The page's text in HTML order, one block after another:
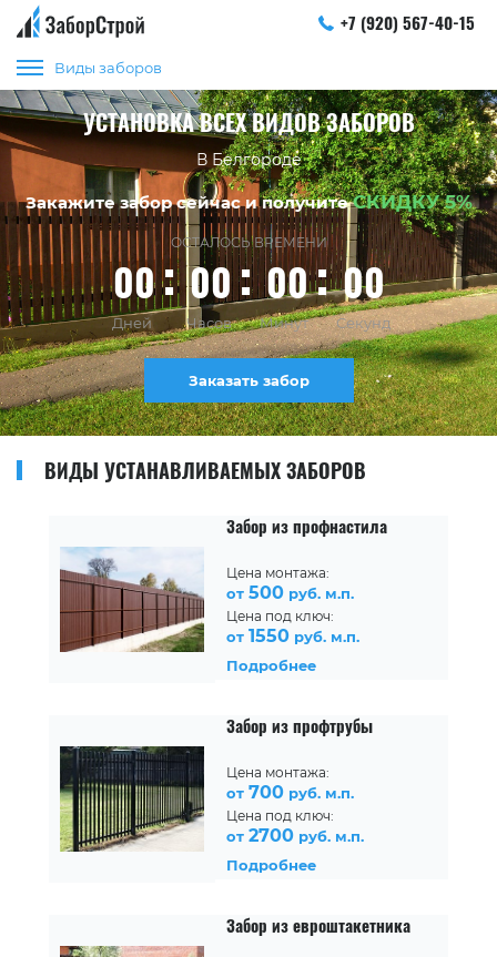
+7 (920) 567-40-15
Виды заборов
УСТАНОВКА ВСЕХ ВИДОВ ЗАБОРОВ
В Белгороде
Закажите забор сейчас и получитеСКИДКУ 5%
ОСТАЛОСЬ ВРЕМЕНИ
00 00 00 00
Дней Часов Минут Секунд
Заказать забор
ВИДЫ УСТАНАВЛИВАЕМЫХ ЗАБОРОВ
Забор из профнастила
Цена монтажа:
от 500 руб. м.п.
Цена под ключ:
от 1550 руб. м.п.
Подробнее
Забор из профтрубы
Цена монтажа:
от 700 руб. м.п.
Цена под ключ:
от 2700 руб. м.п.
Подробнее
Забор из евроштакетника